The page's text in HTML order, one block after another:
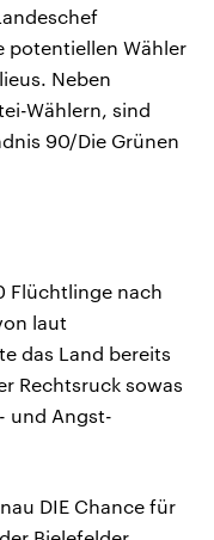
potentiellen Wähler
Neben
Wählern, sind
90/Die Grünen
Flüchtlinge nach
laut
das Land bereits
Rechtsruck sowas
und Angst-
DIE Chance für